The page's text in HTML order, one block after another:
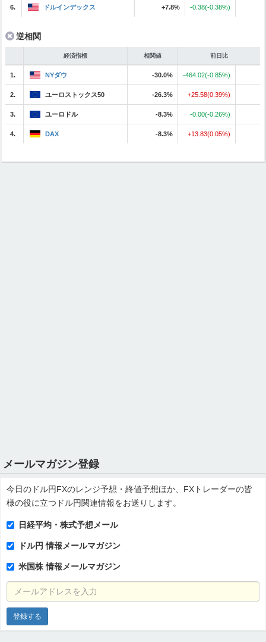
6. ドルインデックス +7.8% -0.38(-0.38%)
逆相関
経済指標 相関値 前日比
1. NYダウ -30.0% -464.02(-0.85%)
2. ユーロストックス50 -26.3% +25.58(0.39%)
3. ユーロドル -8.3% -0.00(-0.26%)
4. DAX -8.3% +13.83(0.05%)
メールマガジン登録
今日のドル円FXのレンジ予想・終値予想ほか、FXトレーダーの皆
様の役に立つドル円関連情報をお送りします。
日経平均・株式予想メール
ドル円 情報メールマガジン
米国株 情報メールマガジン
メールアドレスを入力